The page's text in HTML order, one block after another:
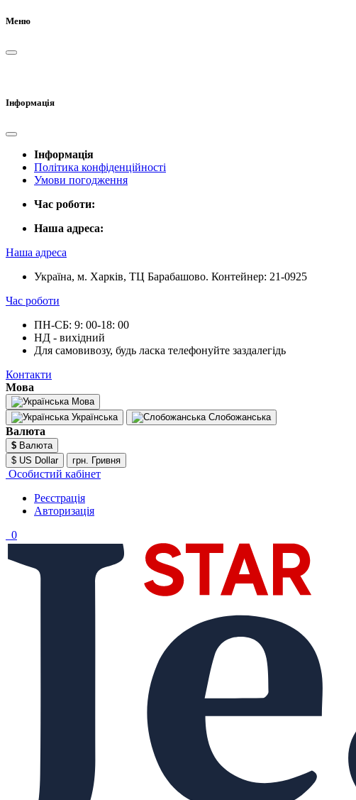
Меню
Інформація
Інформація
Політика конфіденційності
Умови погодження
Час роботи:
Наша адреса:
Наша адреса
Україна, м. Харків, ТЦ Барабашово. Контейнер: 21-0925
Час роботи
ПН-СБ: 9: 00-18: 00
НД - вихідний
Для самовивозу, будь ласка телефонуйте заздалегідь
Контакти
Мова
Мова
Українська
Слобожанська
Валюта
$ Валюта
$ US Dollar
грн. Гривня
Особистий кабінет
Реєстрація
Авторизація
0